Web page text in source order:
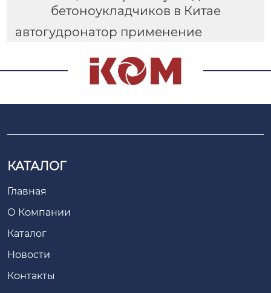
бетоноукладчиков в Китае
автогудронатор применение
КАТАЛОГ
Главная
О Компании
Каталог
Новости
Контакты